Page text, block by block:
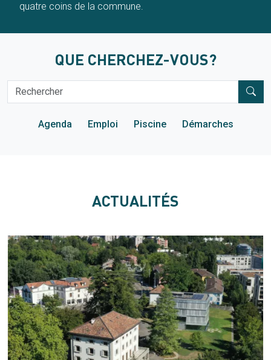
quatre coins de la commune.
QUE CHERCHEZ-VOUS?
Rechercher
Agenda
Emploi Piscine Démarches
ACTUALITÉS